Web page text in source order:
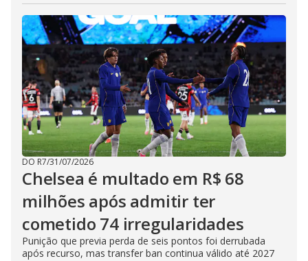
DO R7/31/07/2026
Chelsea é multado em R$ 68
milhões após admitir ter
cometido 74 irregularidades
Punição que previa perda de seis pontos foi derrubada
após recurso, mas transfer ban continua válido até 2027